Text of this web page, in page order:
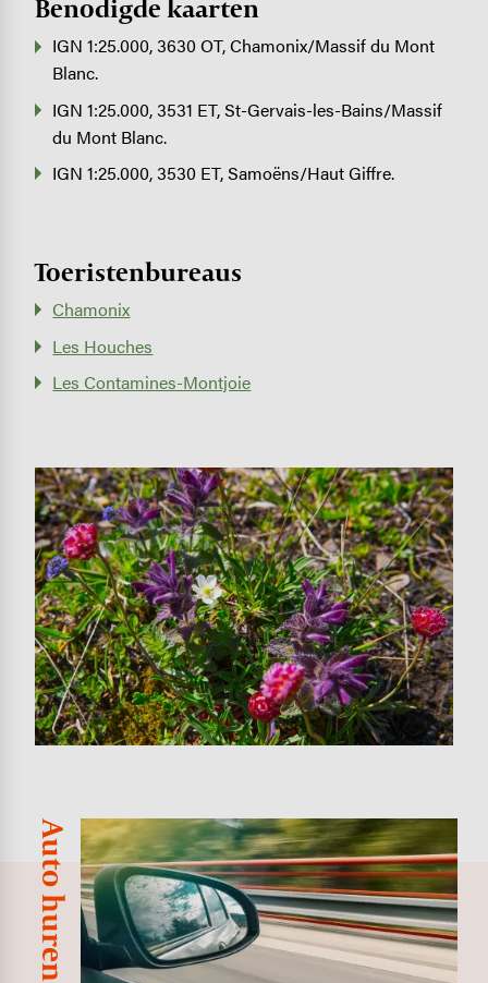
Benodigde kaarten
IGN 1:25.000, 3630 OT, Chamonix/Massif du Mont
Blanc.
IGN 1:25.000, 3531 ET, St-Gervais-les-Bains/Massif
du Mont Blanc.
IGN 1:25.000, 3530 ET, Samoëns/Haut Giffre.
Toeristenbureaus
Chamonix
Les Houches
Les Contamines-Montjoie
Image
Auto huren Image